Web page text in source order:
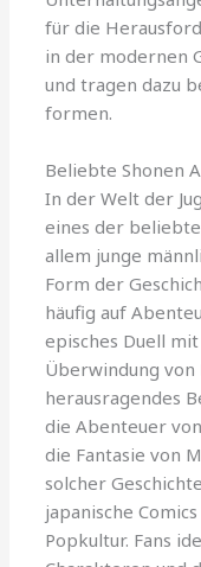
für die
in der modernen
und tragen dazu
formen.
Beliebte Shonen
In der Welt der
eines der
allem junge
Form der
häufig auf
episches Duell
Überwindung
herausragendes
die Abenteuer
die Fantasie von
solcher
japanische
Popkultur. Fans